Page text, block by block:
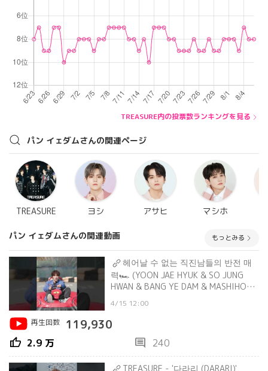
TREASURE内の投票数ランキングを見る
パン イェダムさんの関連ページ
TREASURE ヨシ アサヒ マシホ
パン イェダムさんの関連動画 もっとみる
헤어날 수 없는 직진남들의 반전 매
력🏎 (YOON JAE HYUK & SO JUNG
HWAN & BANG YE DAM & MASHIHO
4/15 12:00
再生回数
119,930
thumb_up 2.9 万 comment 240
TREASURE - '다라리 (DARARI)'